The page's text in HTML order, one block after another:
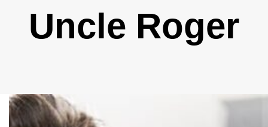
Type and hit enter
Uncle Roger